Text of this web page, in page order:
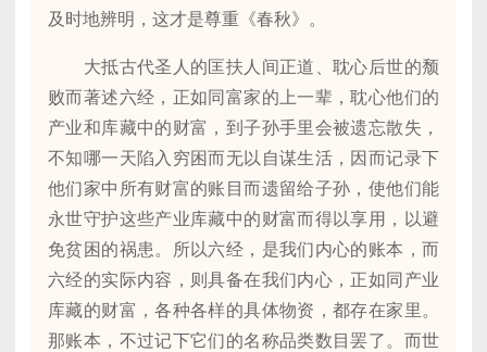
及时地辨明，这才是尊重《春秋》。
大抵古代圣人的匡扶人间正道、耽心后世的颓
败而著述六经，正如同富家的上一辈，耽心他们的
产业和库藏中的财富，到子孙手里会被遗忘散失，
不知哪一天陷入穷困而无以自谋生活，因而记录下
他们家中所有财富的账目而遗留给子孙，使他们能
永世守护这些产业库藏中的财富而得以享用，以避
免贫困的祸患。所以六经，是我们内心的账本，而
六经的实际内容，则具备在我们内心，正如同产业
库藏的财富，各种各样的具体物资，都存在家里。
那账本，不过记下它们的名称品类数目罢了。而世